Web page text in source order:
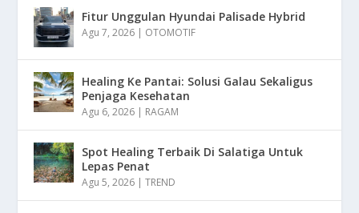
Fitur Unggulan Hyundai Palisade Hybrid
Agu 7, 2026 | OTOMOTIF
Healing Ke Pantai: Solusi Galau Sekaligus
Penjaga Kesehatan
Agu 6, 2026 | RAGAM
Spot Healing Terbaik Di Salatiga Untuk
Lepas Penat
Agu 5, 2026 |TREND